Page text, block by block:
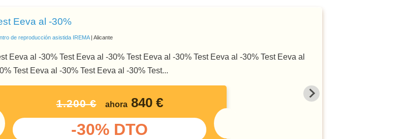
Eeva al -30%
de reproducción asistida IREMA| Alicante
Eeva al -30% Test Eeva al -30% Test Eeva al -30% Test Eeva al -30% Test Eeva al
Test Eeva al -30% Test Eeva al -30% Test...
1.200 € ahora840 €
-30% DTO